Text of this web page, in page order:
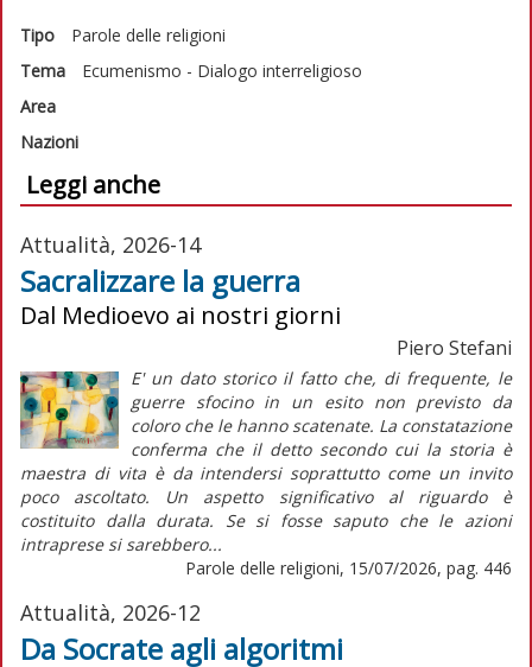
Tipo
Parole delle religioni
Tema
Ecumenismo - Dialogo interreligioso
Area
Nazioni
Leggi anche
Attualità, 2026-14
Sacralizzare la guerra
Dal Medioevo ai nostri giorni
Piero Stefani
E' un dato storico il fatto che, di frequente, le
guerre sfocino in un esito non previsto da
coloro che le hanno scatenate. La constatazione
conferma che il detto secondo cui la storia è
maestra di vita è da intendersi soprattutto come un invito
poco ascoltato. Un aspetto significativo al riguardo è
costituito dalla durata. Se si fosse saputo che le azioni
intraprese si sarebbero...
Parole delle religioni, 15/07/2026, pag. 446
Attualità, 2026-12
Da Socrate agli algoritmi